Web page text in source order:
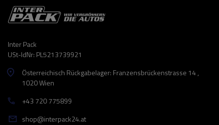
Inter Pack
USt-IdNr: PL5213739921
Österreichisch Rückgabelager: Franzensbrückenstrasse 14 ,
1020 Wien
+43 720 775899
shop@interpack24.at